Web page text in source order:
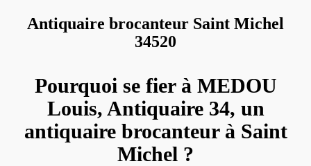
Antiquaire brocanteur Saint Michel
34520
Pourquoi se fier à MEDOU
Louis, Antiquaire 34, un
antiquaire brocanteur à Saint
Michel ?